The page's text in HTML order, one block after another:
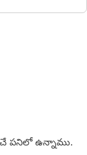
పనిలో ఉన్నాము.